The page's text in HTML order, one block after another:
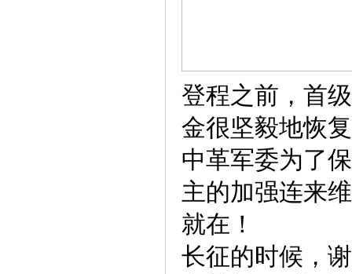
登程之前，首
金很坚毅地恢
中革军委为了
主的加强连来
就在！
长征的时候，